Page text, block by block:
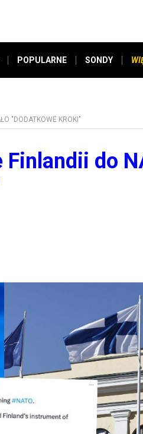
POPULARNE SONDY
"DODATKOWE KROKI"
do